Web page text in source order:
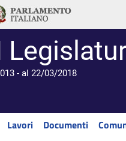
- al 22/03/2018
Lavori Documenti